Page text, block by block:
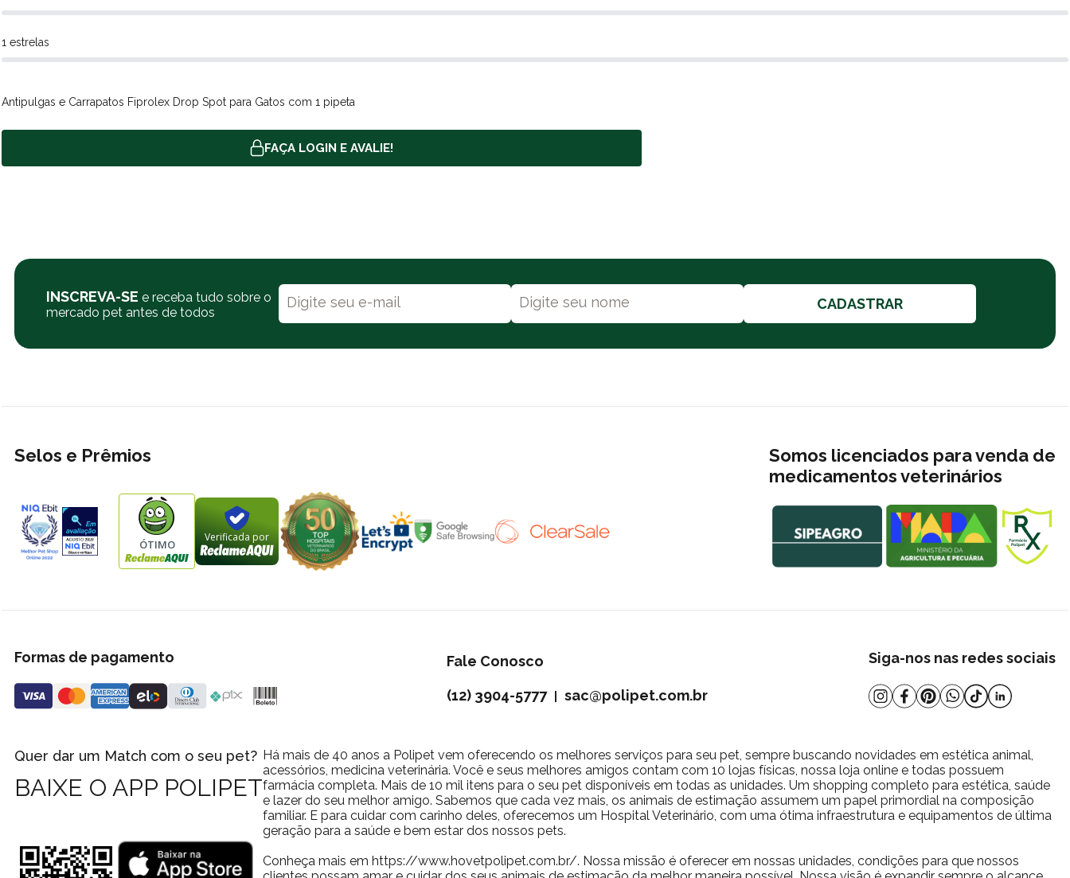
1 estrelas
Antipulgas e Carrapatos Fiprolex Drop Spot para Gatos com 1 pipeta
FAÇA LOGIN E AVALIE!
INSCREVA-SE e receba tudo sobre o
mercado pet antes de todos
CADASTRAR
Selos e Prêmios
ÓTIMO Verificada por
Somos licenciados para venda de
medicamentos veterinários
Formas de pagamento Fale Conosco
(12) 3904-5777| sac@polipet.com.br
Siga-nos nas redes sociais
Quer dar um Match com o seu pet?
BAIXE O APP POLIPET
Há mais de 40 anos a Polipet vem oferecendo os melhores serviços para seu pet, sempre buscando novidades em estética animal,
acessórios, medicina veterinária. Você e seus melhores amigos contam com 10 lojas físicas, nossa loja online e todas possuem
farmácia completa. Mais de 10 mil itens para o seu pet disponíveis em todas as unidades. Um shopping completo para estética, saúde
e lazer do seu melhor amigo. Sabemos que cada vez mais, os animais de estimação assumem um papel primordial na composição
familiar. E para cuidar com carinho deles, oferecemos um Hospital Veterinário, com uma ótima infraestrutura e equipamentos de última
geração para a saúde e bem estar dos nossos pets.
Conheça mais em https://www.hovetpolipet.com.br/. Nossa missão é oferecer em nossas unidades, condições para que nossos